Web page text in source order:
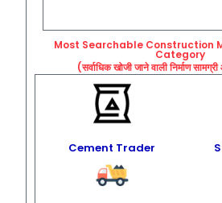
Most Searchable Construction
Category
(सर्वाधिक खोजी जाने वाली निर्माण
Cement Trader